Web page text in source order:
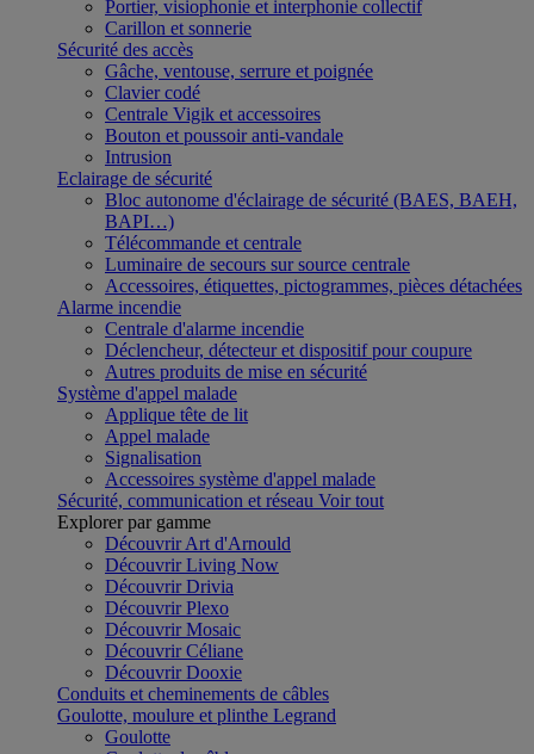
Portier, visiophonie et interphonie collectif
Carillon et sonnerie
Sécurité des accès
Gâche, ventouse, serrure et poignée
Clavier codé
Centrale Vigik et accessoires
Bouton et poussoir anti-vandale
Intrusion
Eclairage de sécurité
Bloc autonome d'éclairage de sécurité (BAES, BAEH,
BAPI…)
Télécommande et centrale
Luminaire de secours sur source centrale
Accessoires, étiquettes, pictogrammes, pièces détachées
Alarme incendie
Centrale d'alarme incendie
Déclencheur, détecteur et dispositif pour coupure
Autres produits de mise en sécurité
Système d'appel malade
Applique tête de lit
Appel malade
Signalisation
Accessoires système d'appel malade
Sécurité, communication et réseau Voir tout
Explorer par gamme
Découvrir Art d'Arnould
Découvrir Living Now
Découvrir Drivia
Découvrir Plexo
Découvrir Mosaic
Découvrir Céliane
Découvrir Dooxie
Conduits et cheminements de câbles
Goulotte, moulure et plinthe Legrand
Goulotte